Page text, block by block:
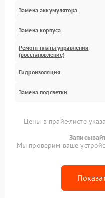
Замена аккумулятора
Замена корпуса
Ремонт платы управления
(восстановление)
Гидроизоляция
Замена подсветки
Цены в прайс-листе
Мы проверим ваше